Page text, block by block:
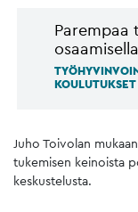
Parempaa
osaamisella
KOULUTUKSET
Juho Toivolan
tukemisen keinoista
keskustelusta.